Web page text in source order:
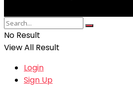
No Result
View All Result
Login
Sign Up